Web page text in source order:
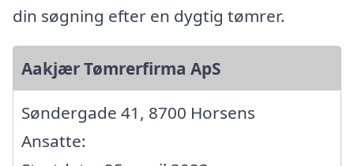
din søgning efter en dygtig tømrer.
Aakjær Tømrerfirma ApS
Søndergade 41, 8700 Horsens
Ansatte: